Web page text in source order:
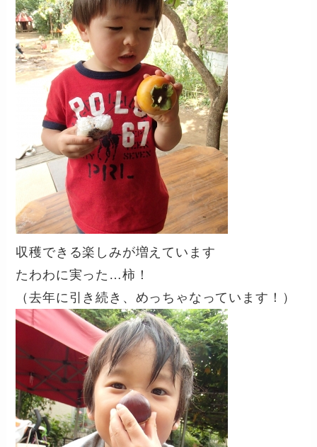
収穫できる楽しみが増えています
たわわに実った…柿！
（去年に引き続き、めっちゃなっています！）